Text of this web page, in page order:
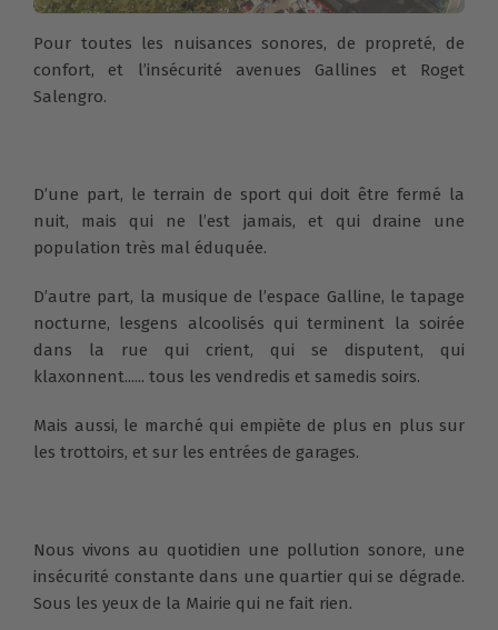
Pour toutes les nuisances sonores, de propreté, de
confort, et l’insécurité avenues Gallines et Roget
Salengro.
D’une part, le terrain de sport qui doit être fermé la
nuit, mais qui ne l’est jamais, et qui draine une
population très mal éduquée.
D’autre part, la musique de l’espace Galline, le tapage
nocturne, lesgens alcoolisés qui terminent la soirée
dans la rue qui crient, qui se disputent, qui
klaxonnent...... tous les vendredis et samedis soirs.
Mais aussi, le marché qui empiète de plus en plus sur
les trottoirs, et sur les entrées de garages.
Nous vivons au quotidien une pollution sonore, une
insécurité constante dans une quartier qui se dégrade.
Sous les yeux de la Mairie qui ne fait rien.